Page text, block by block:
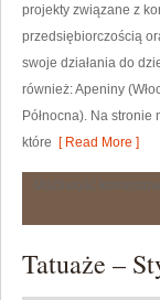
projekty związane z
przedsiębiorczością
swoje działania do
również: Apeniny
Północna). Na
które [ Read More ]
Tatuaże –